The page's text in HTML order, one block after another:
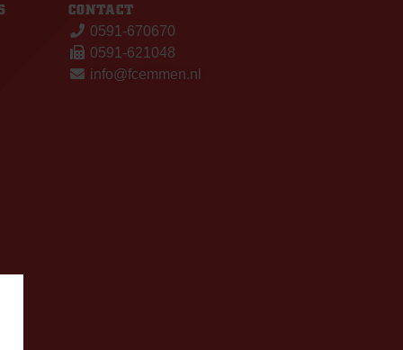
CONTACT
0591-670670
0591-621048
info@fcemmen.nl